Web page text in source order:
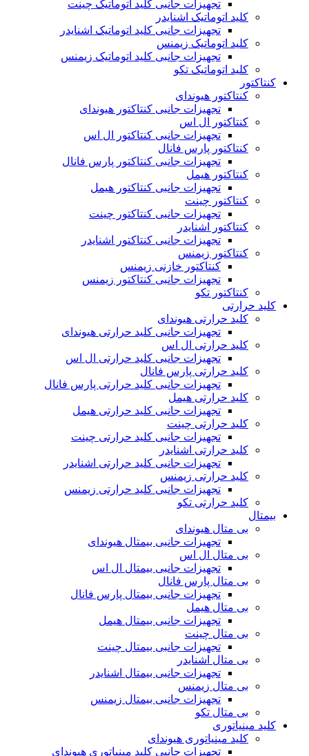
تجهیزات جانبی کلید اتوماتیک چینت
کلید اتوماتیک اشنایدر
تجهیزات جانبی کلید اتوماتیک اشنایدر
کلید اتوماتیک زیمنس
تجهیزات جانبی کلید اتوماتیک زیمنس
کلید اتوماتیک تکو
کنتاکتور
کنتاکتور هیوندای
تجهیزات جانبی کنتاکتور هیوندای
کنتاکتور ال اس
تجهیزات جانبی کنتاکتور ال اس
کنتاکتور پارس فانال
تجهیزات جانبی کنتاکتور پارس فانال
کنتاکتور هیمل
تجهیزات جانبی کنتاکتور هیمل
کنتاکتور چینت
تجهیزات جانبی کنتاکتور چینت
کنتاکتور اشنایدر
تجهیزات جانبی کنتاکتور اشنایدر
کنتاکتور زیمنس
کنتاکتور خازنی زیمنس
تجهیزات جانبی کنتاکتور زیمنس
کنتاکتور تکو
کلید حرارتی
کلید حرارتی هیوندای
تجهیزات جانبی کلید حرارتی هیوندای
کلید حرارتی ال اس
تجهیزات جانبی کلید حرارتی ال اس
کلید حرارتی پارس فانال
تجهیزات جانبی کلید حرارتی پارس فانال
کلید حرارتی هیمل
تجهیزات جانبی کلید حرارتی هیمل
کلید حرارتی چینت
تجهیزات جانبی کلید حرارتی چینت
کلید حرارتی اشنایدر
تجهیزات جانبی کلید حرارتی اشنایدر
کلید حرارتی زیمنس
تجهیزات جانبی کلید حرارتی زیمنس
کلید حرارتی تکو
بیمتال
بی متال هیوندای
تجهیزات جانبی بیمتال هیوندای
بی متال ال اس
تجهیزات جانبی بیمتال ال اس
بی متال پارس فانال
تجهیزات جانبی بیمتال پارس فانال
بی متال هیمل
تجهیزات جانبی بیمتال هیمل
بی متال چینت
تجهیزات جانبی بیمتال چینت
بی متال اشنایدر
تجهیزات جانبی بیمتال اشنایدر
بی متال زیمنس
تجهیزات جانبی بیمتال زیمنس
بی متال تکو
کلید مینیاتوری
کلید مینیاتوری هیوندای
تجهیزات جانبی کلید مینیاتوری هیوندای